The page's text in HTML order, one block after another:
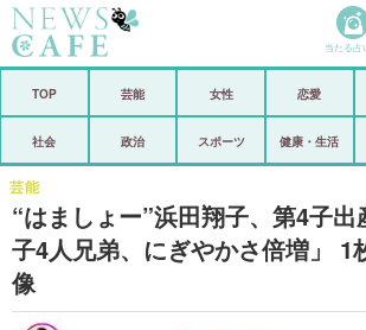
政治
芸能 スポーツ
当たる占
TOP 芸能 女性 恋愛
社会 政治 スポーツ 健康・生活
“はましょー”浜田翔子、第4子
子4人兄弟、にぎやかさ倍増」 1
像
芸能